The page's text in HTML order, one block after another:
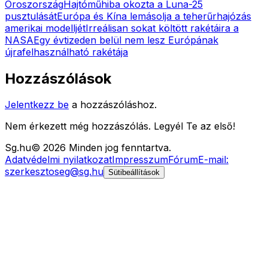
OroszországHajtóműhiba okozta a Luna-25
pusztulásátEurópa és Kína lemásolja a teherűrhajózás
amerikai modelljétIrreálisan sokat költött rakétáira a
NASAEgy évtizeden belül nem lesz Európának
újrafelhasználható rakétája
Hozzászólások
Jelentkezz be a hozzászóláshoz.
Nem érkezett még hozzászólás. Legyél Te az első!
Sg.hu© 2026 Minden jog fenntartva.
Adatvédelmi nyilatkozatImpresszumFórumE-mail:
szerkesztoseg@sg.hu Sütibeállítások